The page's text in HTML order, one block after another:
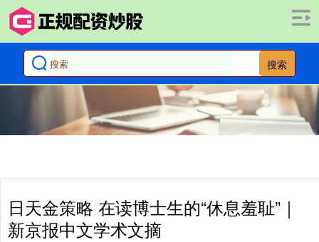
搜索
日天金策略 在读博士生的“休息羞耻”｜
新京报中文学术文摘